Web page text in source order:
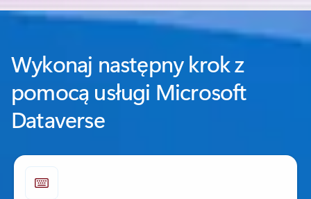
Wróć do sekcji HISTORIE KLIENTÓW
Wykonaj następny krok z
pomocą usługi Microsoft
Dataverse